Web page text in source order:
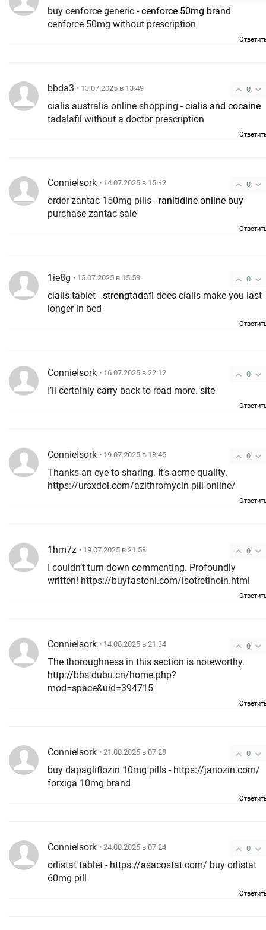
buy cenforce generic -cenforce 50mg brand
cenforce 50mg without prescription
0
bbda3 • 13.07.2025 в 13:49
cialis australia online shopping -cialis and cocaine
tadalafil without a doctor prescription
0
ConnieIsork • 14.07.2025 в 15:42
order zantac 150mg pills - ranitidine online buy
purchase zantac sale
0
1ie8g • 15.07.2025 в 15:53
cialis tablet -strongtadafl does cialis make you last
longer in bed
0
ConnieIsork • 16.07.2025 в 22:12
I’ll certainly carry back to read more. site
0
ConnieIsork • 19.07.2025 в 18:45
Thanks an eye to sharing. It’s acme quality.
https://ursxdol.com/azithromycin-pill-online/
0
1hm7z • 19.07.2025 в 21:58
I couldn’t turn down commenting. Profoundly
written! https://buyfastonl.com/isotretinoin.html
0
ConnieIsork • 14.08.2025 в 21:34
The thoroughness in this section is noteworthy.
http://bbs.dubu.cn/home.php?
mod=space&uid=394715
0
ConnieIsork • 21.08.2025 в 07:28
buy dapagliflozin 10mg pills - https://janozin.com/
forxiga 10mg brand
0
ConnieIsork • 24.08.2025 в 07:24
orlistat tablet - https://asacostat.com/ buy orlistat
60mg pill